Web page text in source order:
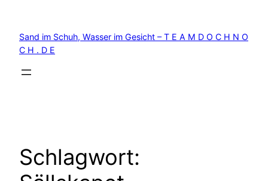
springen
Sand im Schuh, Wasser im Gesicht – T E A M D O C H N O
C H . D E
Schlagwort: